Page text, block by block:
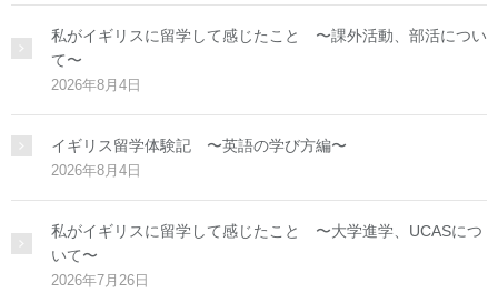
私がイギリスに留学して感じたこと 〜課外活動、部活につい
て〜
2026年8月4日
イギリス留学体験記 〜英語の学び方編〜
2026年8月4日
私がイギリスに留学して感じたこと 〜大学進学、UCASにつ
いて〜
2026年7月26日